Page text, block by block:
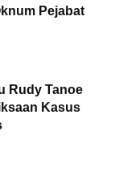
Pejabat
Rudy Tanoe
Kasus